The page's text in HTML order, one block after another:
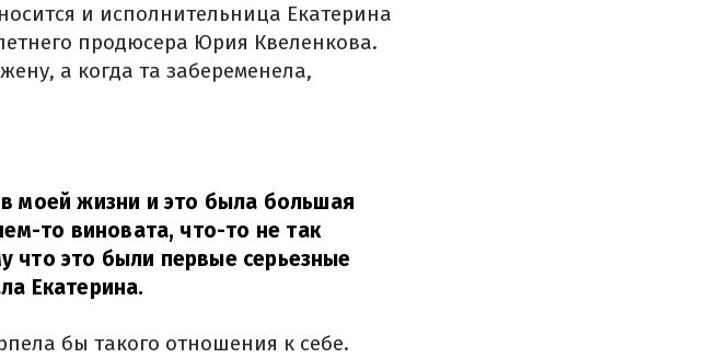
и исполнительница Екатерина
продюсера Юрия Квеленкова.
а когда та забеременела,
моей жизни и это была большая
то виновата, что-то не так
что это были первые серьезные
Екатерина.
бы такого отношения к себе.